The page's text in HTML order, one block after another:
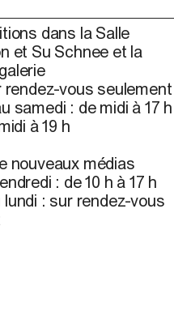
dans la Salle
et Su Schnee et la
rendez-vous seulement
samedi : de midi à 17 h
à 19 h
nouveaux médias
: de 10 h à 17 h
lundi : sur rendez-vous